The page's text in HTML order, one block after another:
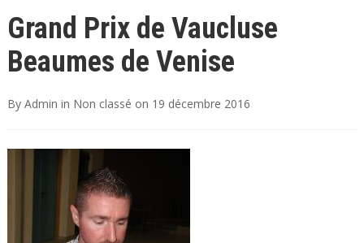
Grand Prix de Vaucluse
Beaumes de Venise
By Admin in Non classé on 19 décembre 2016